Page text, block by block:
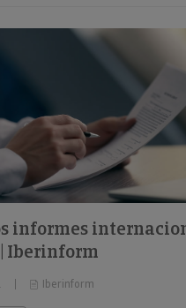
informes
Iberinform
Iberinform